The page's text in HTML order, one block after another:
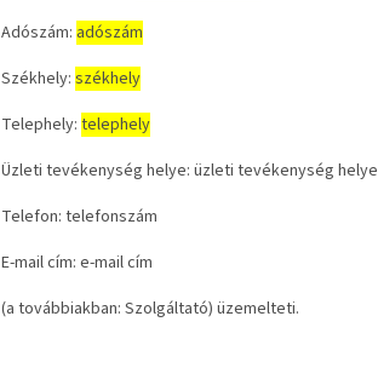
Adószám: adószám
Székhely: székhely
Telephely: telephely
Üzleti tevékenység helye: üzleti tevékenység helye
Telefon: telefonszám
E-mail cím: e-mail cím
(a továbbiakban: Szolgáltató) üzemelteti.